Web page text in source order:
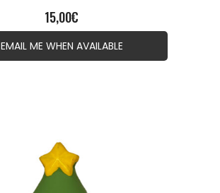
15,00€
EMAIL ME WHEN AVAILABLE